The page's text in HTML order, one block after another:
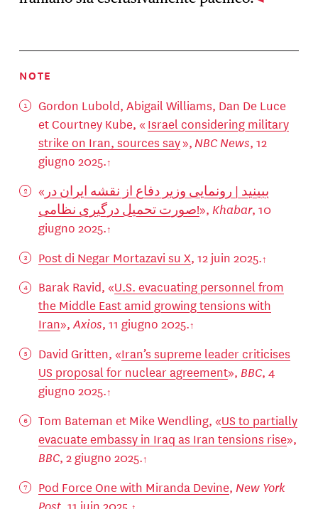
NOTE
Gordon Lubold, Abigail Williams, Dan De Luce
et Courtney Kube, « Israel considering military
strike on Iran, sources say»,NBC News, 12
giugno 2025.
« ببینید | رونمایی وزیر دفاع از نقشه ایران در
صورت تحمیل درگیری نظامی!», Khabar, 10
giugno 2025.
Post di Negar Mortazavi su X, 12 juin 2025.
Barak Ravid, «U.S. evacuating personnel from
the Middle East amid growing tensions with
Iran»,Axios, 11 giugno 2025.
David Gritten, «Iran’s supreme leader criticises
US proposal for nuclear agreement», BBC, 4
giugno 2025.
Tom Bateman et Mike Wendling, «US to partially
evacuate embassy in Iraq as Iran tensions rise»,
BBC, 2 giugno 2025.
Pod Force One with Miranda Devine, New York
11 juin 2025.